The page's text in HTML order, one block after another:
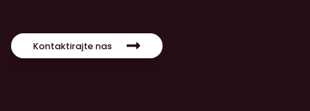
Kontaktirajte nas